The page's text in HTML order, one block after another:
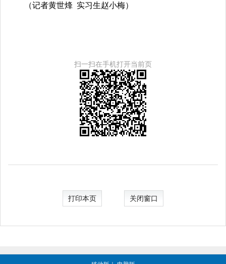
（记者黄世烽 实习生赵小梅）
扫一扫在手机打开当前页
打印本页 关闭窗口